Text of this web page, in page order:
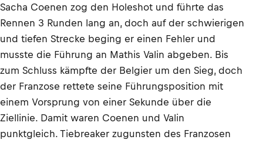
Sacha Coenen zog den Holeshot und führte das
Rennen 3 Runden lang an, doch auf der schwierigen
und tiefen Strecke beging er einen Fehler und
musste die Führung an Mathis Valin abgeben. Bis
zum Schluss kämpfte der Belgier um den Sieg, doch
der Franzose rettete seine Führungsposition mit
einem Vorsprung von einer Sekunde über die
Ziellinie. Damit waren Coenen und Valin
punktgleich. Tiebreaker zugunsten des Franzosen